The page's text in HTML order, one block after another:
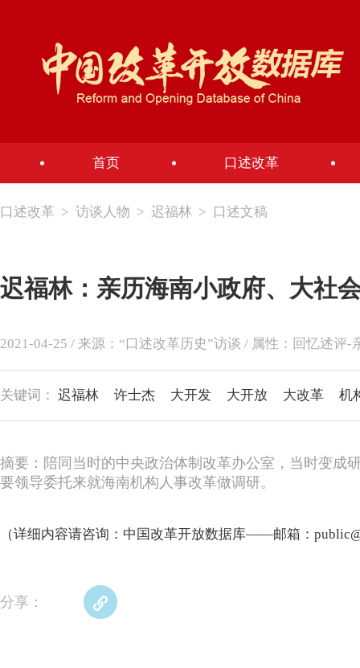
首页 口述改革
口述改革 > 访谈人物 > 迟福林 > 口述文稿
迟福林：亲历海南小政府、大社
2021-04-25 / 来源：“口述改革历史”访谈 / 属性：回忆述评-
关键词： 迟福林 许士杰 大开发 大开放 大改革 机
摘要：陪同当时的中央政治体制改革办公室，当时变成
要领导委托来就海南机构人事改革做调研。
（详细内容请咨询：中国改革开放数据库——邮箱：
分享：